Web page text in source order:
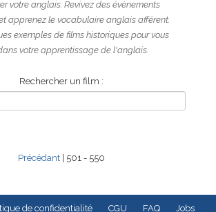
votre anglais. Revivez des évènements
apprenez le vocabulaire anglais afférent.
exemples de films historiques pour vous
votre apprentissage de l'anglais.
Rechercher un film :
Précédant | 501 - 550
de confidentialité CGU FAQ Jobs